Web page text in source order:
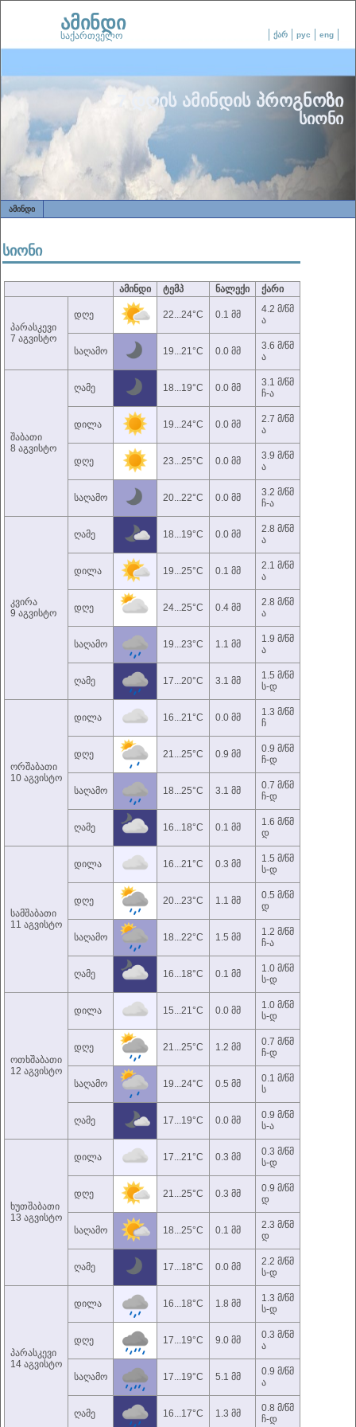
ქარ рус eng
ამინდი
საქართველო
7 დღის ამინდის პროგნოზი
სიონი
ᲐᲛᲘᲜᲓᲘ
სიონი
ამინდი ტემპ ნალექი ქარი
პარასკევი
7 აგვისტო
დღე 22...24°C 0.1 მმ
4.2 მ/წმ
ა
საღამო 19...21°C 0.0 მმ
3.6 მ/წმ
ა
შაბათი
8 აგვისტო
ღამე 18...19°C 0.0 მმ
3.1 მ/წმ
ჩ-ა
დილა 19...24°C 0.0 მმ
2.7 მ/წმ
ა
დღე 23...25°C 0.0 მმ
3.9 მ/წმ
ა
საღამო 20...22°C 0.0 მმ
3.2 მ/წმ
ჩ-ა
კვირა
9 აგვისტო
ღამე 18...19°C 0.0 მმ
2.8 მ/წმ
ა
დილა 19...25°C 0.1 მმ
2.1 მ/წმ
ა
დღე 24...25°C 0.4 მმ
2.8 მ/წმ
ა
საღამო 19...23°C 1.1 მმ
1.9 მ/წმ
ა
ღამე 17...20°C 3.1 მმ
1.5 მ/წმ
ს-დ
ორშაბათი
10 აგვისტო
დილა 16...21°C 0.0 მმ
1.3 მ/წმ
ჩ
დღე 21...25°C 0.9 მმ
0.9 მ/წმ
ჩ-დ
საღამო 18...25°C 3.1 მმ
0.7 მ/წმ
ჩ-დ
ღამე 16...18°C 0.1 მმ
1.6 მ/წმ
დ
სამშაბათი
11 აგვისტო
დილა 16...21°C 0.3 მმ
1.5 მ/წმ
ს-დ
დღე 20...23°C 1.1 მმ
0.5 მ/წმ
დ
საღამო 18...22°C 1.5 მმ
1.2 მ/წმ
ჩ-ა
ღამე 16...18°C 0.1 მმ
1.0 მ/წმ
ს-დ
ოთხშაბათი
12 აგვისტო
დილა 15...21°C 0.0 მმ
1.0 მ/წმ
ს-დ
დღე 21...25°C 1.2 მმ
0.7 მ/წმ
ჩ-დ
საღამო 19...24°C 0.5 მმ
0.1 მ/წმ
ს
ღამე 17...19°C 0.0 მმ
0.9 მ/წმ
ს-ა
ხუთშაბათი
13 აგვისტო
დილა 17...21°C 0.3 მმ
0.3 მ/წმ
ს-დ
დღე 21...25°C 0.3 მმ
0.9 მ/წმ
დ
საღამო 18...25°C 0.1 მმ
2.3 მ/წმ
დ
ღამე 17...18°C 0.0 მმ
2.2 მ/წმ
ს-დ
პარასკევი
14 აგვისტო
დილა 16...18°C 1.8 მმ
1.3 მ/წმ
ს-დ
დღე 17...19°C 9.0 მმ
0.3 მ/წმ
ა
საღამო 17...19°C 5.1 მმ
0.9 მ/წმ
ა
ღამე 16...17°C 1.3 მმ
0.8 მ/წმ
ჩ-დ